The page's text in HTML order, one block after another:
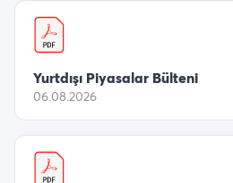
Yurtdışı Piyasalar Bülteni
06.08.2026